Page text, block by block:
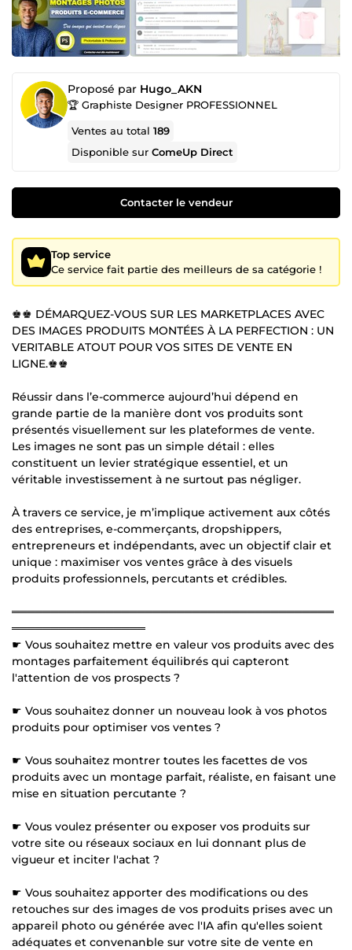
Proposé par Hugo_AKN
🏆 Graphiste Designer PROFESSIONNEL
Ventes au total189
Disponible surComeUp Direct
Contacter le vendeur
Top service
Ce service fait partie des meilleurs de sa catégorie !
♚♚ DÉMARQUEZ-VOUS SUR LES MARKETPLACES AVEC
DES IMAGES PRODUITS MONTÉES À LA PERFECTION : UN
VERITABLE ATOUT POUR VOS SITES DE VENTE EN
LIGNE.♚♚
Réussir dans l’e-commerce aujourd’hui dépend en
grande partie de la manière dont vos produits sont
présentés visuellement sur les plateformes de vente.
Les images ne sont pas un simple détail : elles
constituent un levier stratégique essentiel, et un
véritable investissement à ne surtout pas négliger.
À travers ce service, je m’implique activement aux côtés
des entreprises, e-commerçants, dropshippers,
entrepreneurs et indépendants, avec un objectif clair et
unique : maximiser vos ventes grâce à des visuels
produits professionnels, percutants et crédibles.
═════════════════════════════════════════
═════════════════
☛ Vous souhaitez mettre en valeur vos produits avec des
montages parfaitement équilibrés qui capteront
l'attention de vos prospects ?
☛ Vous souhaitez donner un nouveau look à vos photos
produits pour optimiser vos ventes ?
☛ Vous souhaitez montrer toutes les facettes de vos
produits avec un montage parfait, réaliste, en faisant une
mise en situation percutante ?
☛ Vous voulez présenter ou exposer vos produits sur
votre site ou réseaux sociaux en lui donnant plus de
vigueur et inciter l'achat ?
☛ Vous souhaitez apporter des modifications ou des
retouches sur des images de vos produits prises avec un
appareil photo ou générée avec l'IA afin qu'elles soient
adéquates et convenanble sur votre site de vente en